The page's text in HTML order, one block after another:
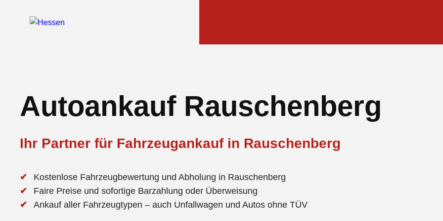
Autoankauf Rauschenberg
Ihr Partner für Fahrzeugankauf in Rauschenberg
Kostenlose Fahrzeugbewertung und Abholung in Rauschenberg
Faire Preise und sofortige Barzahlung oder Überweisung
Ankauf aller Fahrzeugtypen – auch Unfallwagen und Autos ohne TÜV